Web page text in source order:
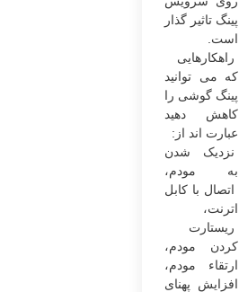
پینگ تاثیر گذار
است.
راهکارهایی
که می‌ توانید
پینگ گوشی را
کاهش دهید
عبارت‌ اند از:
نزدیک شدن
به مودم،
اتصال با کابل
اترنت،
ریستارت
کردن مودم،
ارتقاء مودم،
افزایش پهنای